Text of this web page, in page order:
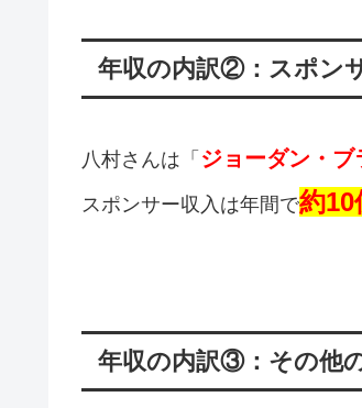
年収の内訳②：スポン
八村さんは「 ジョーダン・ブ
スポンサー収入は年間で約10
年収の内訳③：その他